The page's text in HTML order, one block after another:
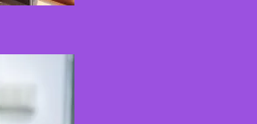
odos